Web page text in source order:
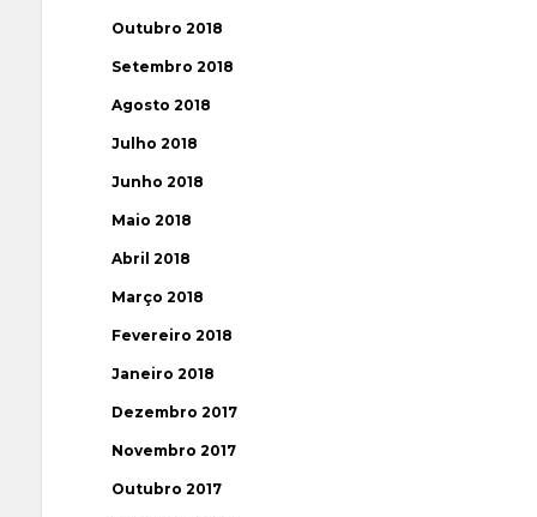
Outubro 2018
Setembro 2018
Agosto 2018
Julho 2018
Junho 2018
Maio 2018
Abril 2018
Março 2018
Fevereiro 2018
Janeiro 2018
Dezembro 2017
Novembro 2017
Outubro 2017